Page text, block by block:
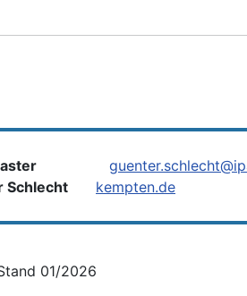
Schlecht
kempten.de
01/2026